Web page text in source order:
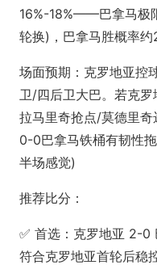
16%-18%——巴拿马极
轮换)，巴拿马胜概率
场面预期：克罗地亚控
卫/四后卫大巴。若克
拉马里奇抢点/莫德里
0-0巴拿马铁桶有韧性
半场感觉)
推荐比分：
✅ 首选：克罗地亚 2-0
符合克罗地亚首轮后